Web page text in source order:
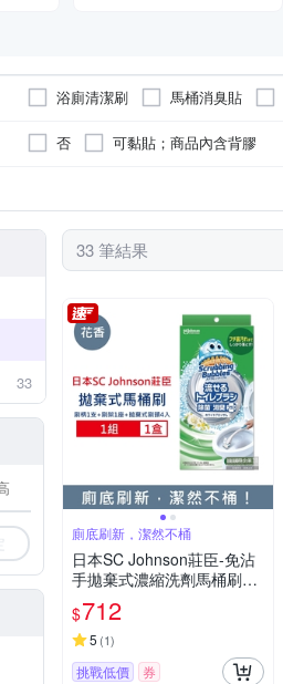
浴廁清潔刷 馬桶消臭貼
否 可黏貼；商品內含背膠
33
33 筆結果
廁底刷新，潔然不桶
日本SC Johnson莊臣-免沾
手拋棄式濃縮洗劑馬桶刷清
潔組1盒(刷柄1支+刷架1座
+水溶性刷頭4入) 2款可選
$712
5 (1)
挑戰低價 券